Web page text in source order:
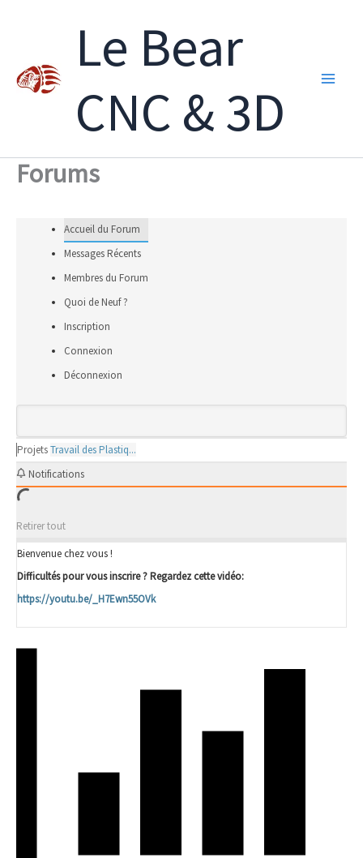
Le Bear
CNC & 3D
Forums
Accueil du Forum
Messages Récents
Membres du Forum
Quoi de Neuf ?
Inscription
Connexion
Déconnexion
ProjetsTravail des Plastiq...
Notifications
Retirer tout
Bienvenue chez vous !
Difficultés pour vous inscrire ? Regardez cette vidéo:
https://youtu.be/_H7Ewn55OVk